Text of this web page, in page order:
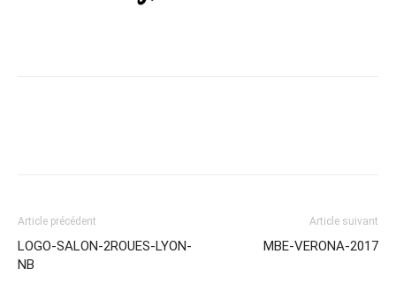
Article précédent
LOGO-SALON-2ROUES-LYON-
NB
Article suivant
MBE-VERONA-2017